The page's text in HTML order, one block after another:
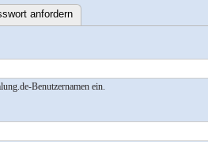
anfordern
Benutzernamen ein.